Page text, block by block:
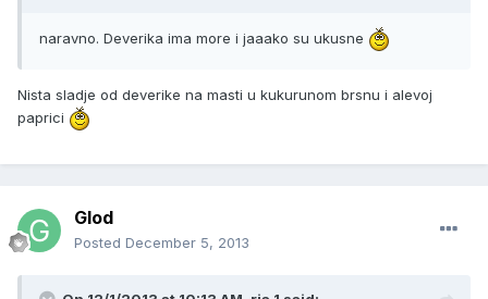
naravno. Deverika ima more i jaaako su ukusne
Nista sladje od deverike na masti u kukurunom brsnu i alevoj
paprici
Glod
Posted December 5, 2013